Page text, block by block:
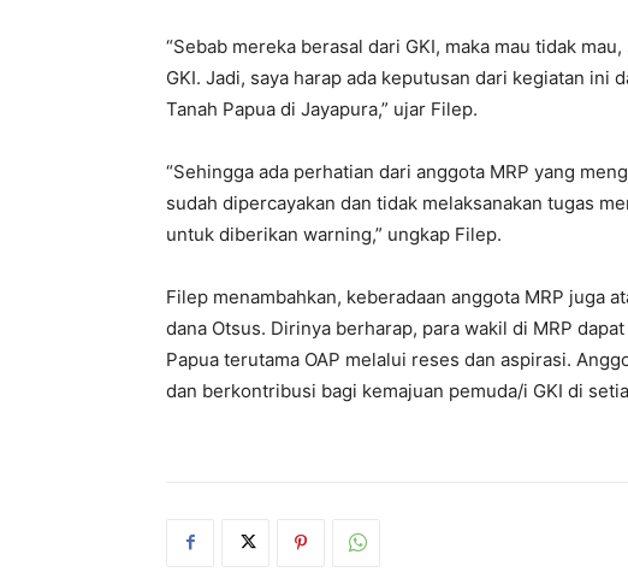
“Sebab mereka berasal dari GKI, maka mau tidak
GKI. Jadi, saya harap ada keputusan dari kegiatan ini
Tanah Papua di Jayapura,” ujar Filep.
“Sehingga ada perhatian dari anggota MRP yang
sudah dipercayakan dan tidak melaksanakan tugas
untuk diberikan warning,” ungkap Filep.
Filep menambahkan, keberadaan anggota MRP juga
dana Otsus. Dirinya berharap, para wakil di MRP
Papua terutama OAP melalui reses dan aspirasi.
dan berkontribusi bagi kemajuan pemuda/i GKI di